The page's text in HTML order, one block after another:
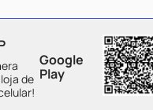
de
Google
Play